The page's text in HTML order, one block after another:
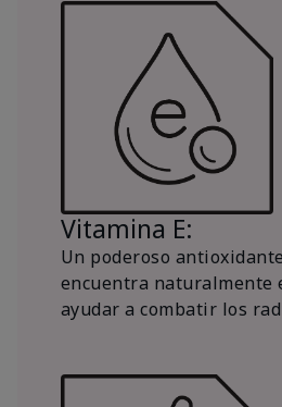
Vitamina E:
Un poderoso
encuentra naturalmente
ayudar a combatir los